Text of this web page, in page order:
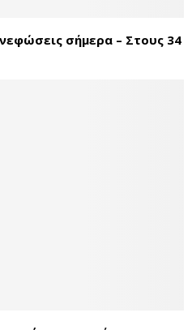
σήμερα – Στους 34